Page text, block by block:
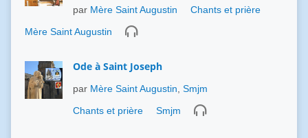
par Mère Saint Augustin
Chants et prière
Mère Saint Augustin
Ode à Saint Joseph
par Mère Saint Augustin Smjm
Chants et prière
Smjm